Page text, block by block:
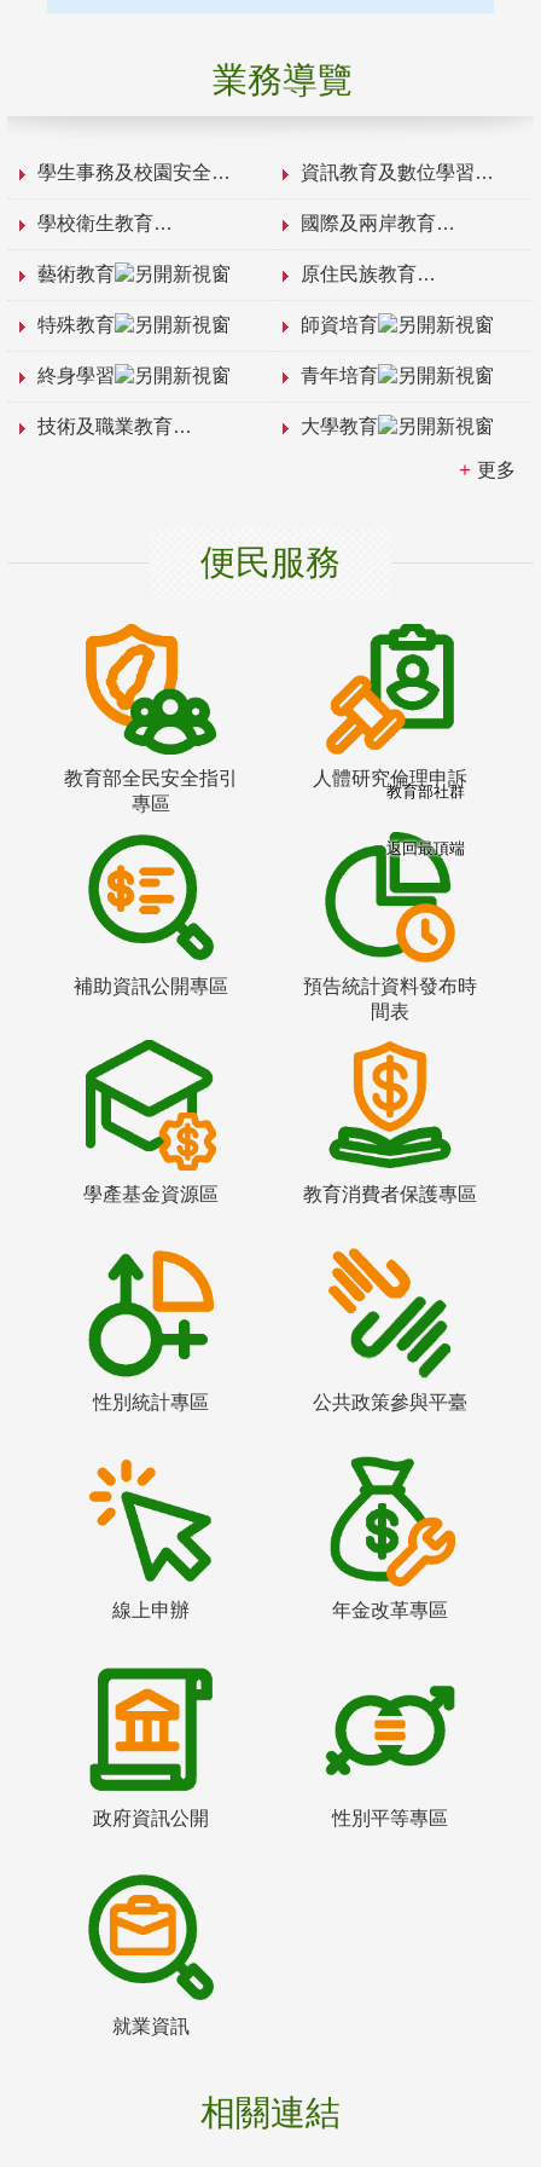
業務導覽
學生事務及校園安全 資訊教育及數位學習
學校衛生教育 國際及兩岸教育
藝術教育 原住民族教育
特殊教育 師資培育
終身學習 青年培育
技術及職業教育 大學教育
更多
便民服務
教育部全民安全指引
專區
人體研究倫理申訴
補助資訊公開專區
預告統計資料發布時
間表
學產基金資源區 教育消費者保護專區
性別統計專區 公共政策參與平臺
線上申辦 年金改革專區
政府資訊公開 性別平等專區
就業資訊
相關連結
教育部社群
返回最頂端